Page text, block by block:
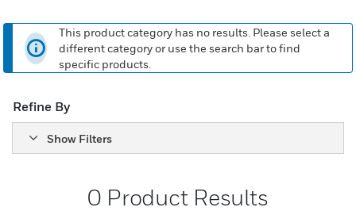
This product category has no results. Please select a
different category or use the search bar to find
specific products.
Refine By
Show Filters
0 Product Results